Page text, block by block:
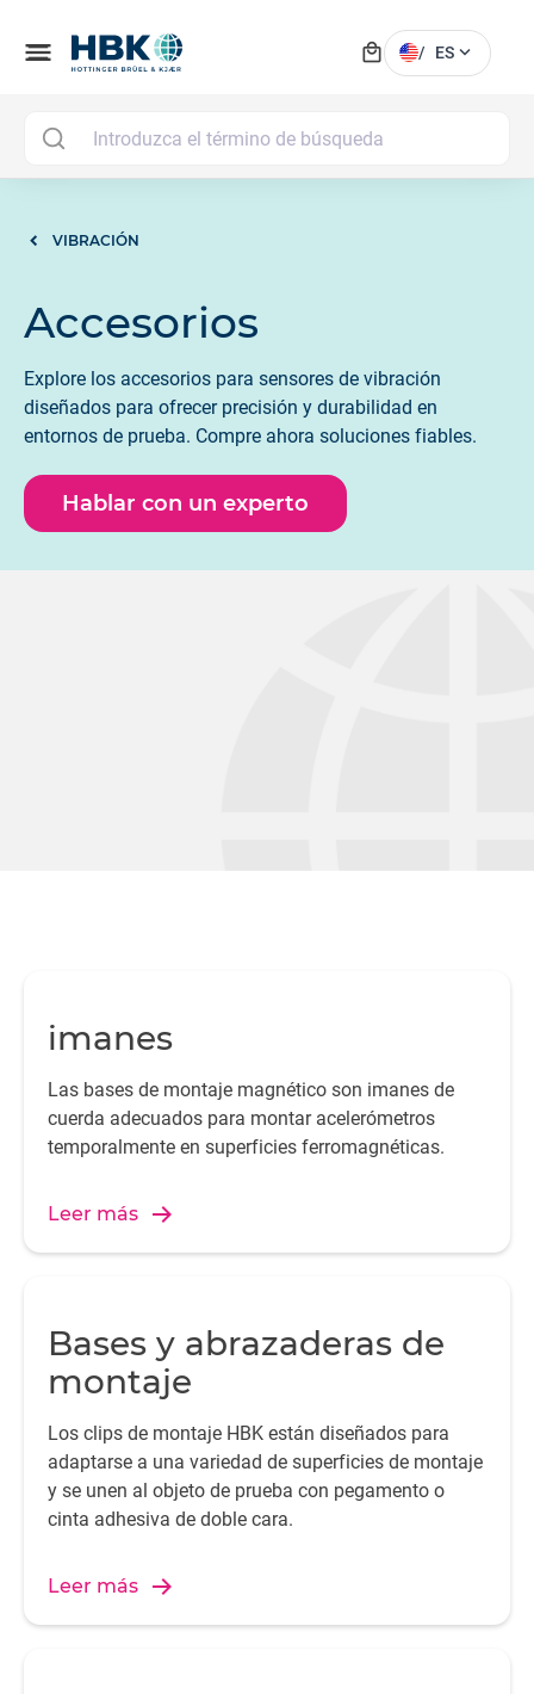
menu local_mall / ES expand_more
VIBRACIÓN
Accesorios
Explore los accesorios para sensores de vibración
diseñados para ofrecer precisión y durabilidad en
entornos de prueba. Compre ahora soluciones fiables.
Hablar con un experto
imanes
Las bases de montaje magnético son imanes de
cuerda adecuados para montar acelerómetros
temporalmente en superficies ferromagnéticas.
Leer más
Bases y abrazaderas de
montaje
Los clips de montaje HBK están diseñados para
adaptarse a una variedad de superficies de montaje
y se unen al objeto de prueba con pegamento o
cinta adhesiva de doble cara.
Leer más